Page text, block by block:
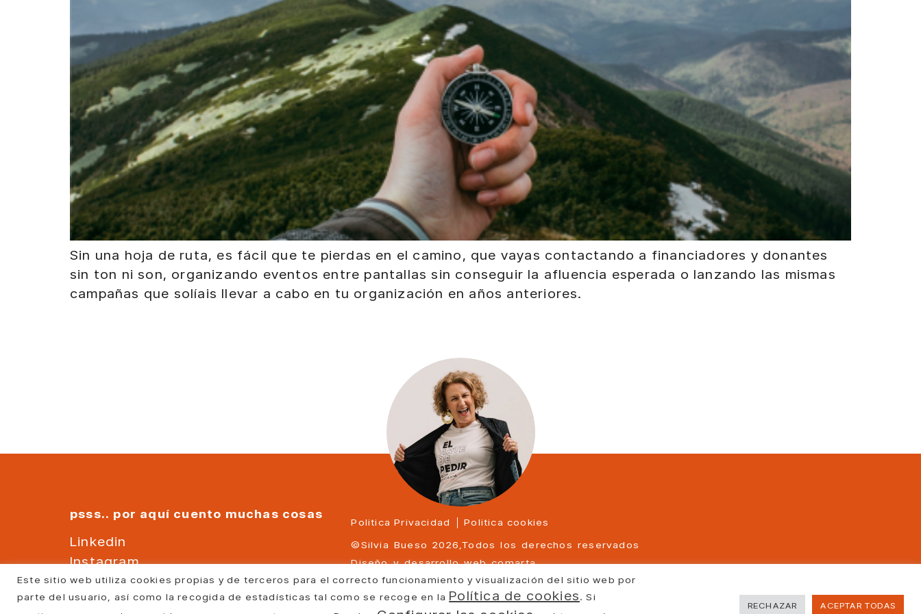
Sin una hoja de ruta, es fácil que te pierdas en el camino, que vayas contactando a financiadores y donantes
sin ton ni son, organizando eventos entre pantallas sin conseguir la afluencia esperada o lanzando las mismas
campañas que solíais llevar a cabo en tu organización en años anteriores.
psss.. por aquí cuento muchas cosas
Linkedin
Instagram
Youtube
Facebook
Politica Privacidad
Politica cookies
©Silvia Bueso 2026,Todos los derechos reservados
Diseño y desarrollo webcomarta
Este sitio web utiliza cookies propias y de terceros para el correcto funcionamiento y visualización del sitio web por
parte del usuario, así como la recogida de estadísticas tal como se recoge en la Política de cookies. Si
RECHAZAR ACEPTAR TODAS